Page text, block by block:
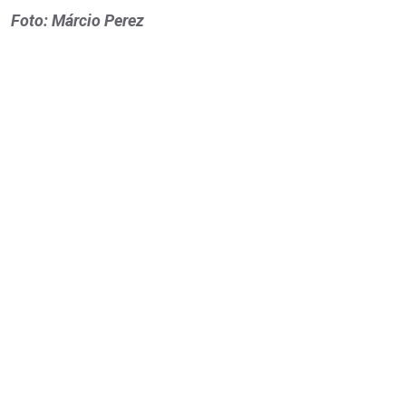
Foto: Márcio Perez